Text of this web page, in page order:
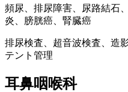
頻尿、排尿障害、尿路結石
炎、膀胱癌、腎臓癌
排尿検査、超音波検査、造
テント管理
耳鼻咽喉科